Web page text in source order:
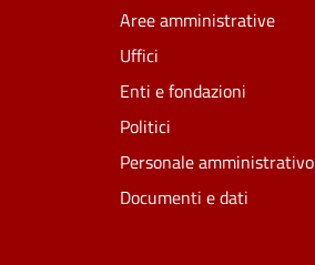
Aree amministrative
Uffici
Enti e fondazioni
Politici
Personale amministrativo
Documenti e dati